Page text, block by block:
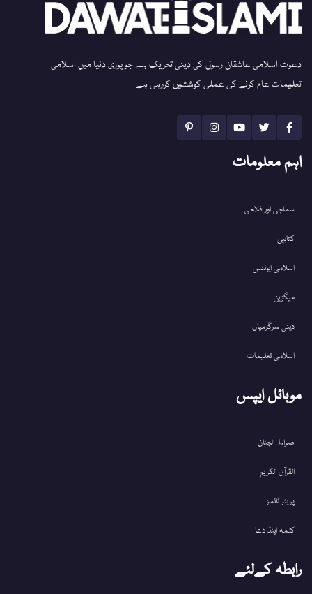
دعوت اسلامی عاشقان رسول کی دینی تحریک ہے جو پوری دنیا میں اسلامی
تعلیمات عام کرنے کی عملی کوششیں کررہی ہے
اہم معلومات
سماجی اور فلاحی
کتابیں
اسلامی ایونٹس
میگزین
دینی سرگرمیاں
اسلامی تعلیمات
موبائل ایپس
صراط الجنان
القرآن الکریم
پریئر ٹائمز
کلمہ اینڈ دعا
رابطہ کےلئے